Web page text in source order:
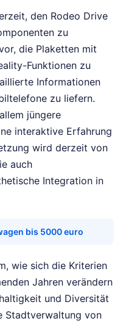
den Rodeo Drive
zu
die Plaketten mit
Funktionen zu
Informationen
zu liefern.
jüngere
interaktive Erfahrung
wird derzeit von
auch
Integration in
bis 5000 euro
wie sich die Kriterien
Jahren verändern
und Diversität
Stadtverwaltung von